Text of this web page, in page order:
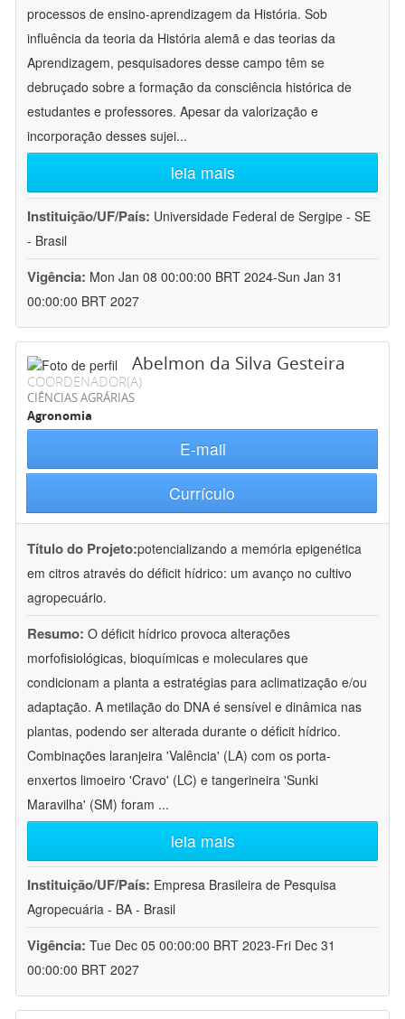
processos de ensino-aprendizagem da História. Sob
influência da teoria da História alemã e das teorias da
Aprendizagem, pesquisadores desse campo têm se
debruçado sobre a formação da consciência histórica de
estudantes e professores. Apesar da valorização e
incorporação desses sujei...
leia mais
Instituição/UF/País: Universidade Federal de Sergipe - SE
- Brasil
Vigência: Mon Jan 08 00:00:00 BRT 2024-Sun Jan 31
00:00:00 BRT 2027
Abelmon da Silva Gesteira
COORDENADOR(A)
CIÊNCIAS AGRÁRIAS
Agronomia
E-mail
Currículo
Título do Projeto:potencializando a memória epigenética
em citros através do déficit hídrico: um avanço no cultivo
agropecuário.
Resumo: O déficit hídrico provoca alterações
morfofisiológicas, bioquímicas e moleculares que
condicionam a planta a estratégias para aclimatização e/ou
adaptação. A metilação do DNA é sensível e dinâmica nas
plantas, podendo ser alterada durante o déficit hídrico.
Combinações laranjeira 'Valência' (LA) com os porta-
enxertos limoeiro 'Cravo' (LC) e tangerineira 'Sunki
Maravilha' (SM) foram ...
leia mais
Instituição/UF/País: Empresa Brasileira de Pesquisa
Agropecuária - BA - Brasil
Vigência: Tue Dec 05 00:00:00 BRT 2023-Fri Dec 31
00:00:00 BRT 2027